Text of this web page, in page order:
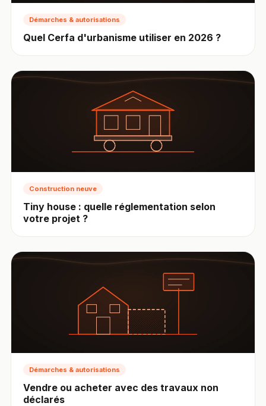
Démarches & autorisations
Quel Cerfa d'urbanisme utiliser en 2026 ?
Construction neuve
Tiny house : quelle réglementation selon
votre projet ?
Démarches & autorisations
Vendre ou acheter avec des travaux non
déclarés